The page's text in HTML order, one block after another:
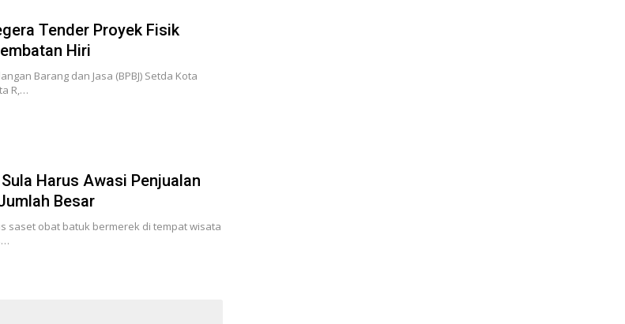
Tender Proyek Fisik
Hiri
Barang dan Jasa (BPBJ) Setda Kota
R,…
Harus Awasi Penjualan
Besar
saset obat batuk bermerek di tempat wisata